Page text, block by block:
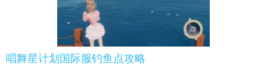
唱舞星计划国际服钓鱼点攻略